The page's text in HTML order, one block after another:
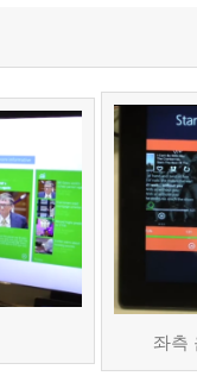
좌측